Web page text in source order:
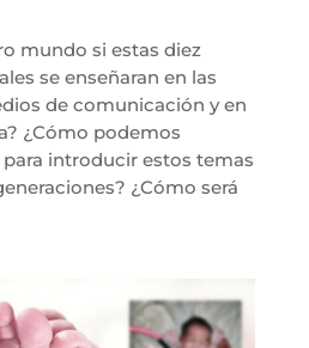
mundo si estas diez
se enseñaran en las
de comunicación y en
¿Cómo podemos
introducir estos temas
¿Cómo será